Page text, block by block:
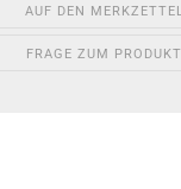
AUF DEN MERKZETTEL
FRAGE ZUM PRODUKT